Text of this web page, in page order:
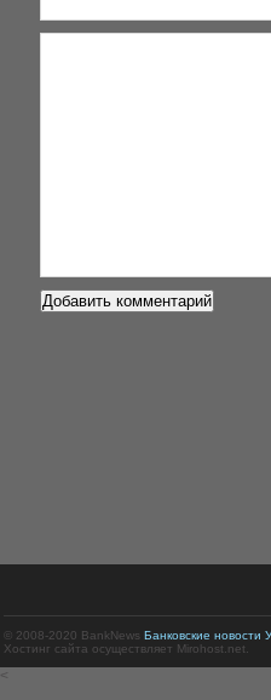
© 2008-2020 BankNews Банковские новости
Хостинг сайта осуществляет Mirohost.net.
<